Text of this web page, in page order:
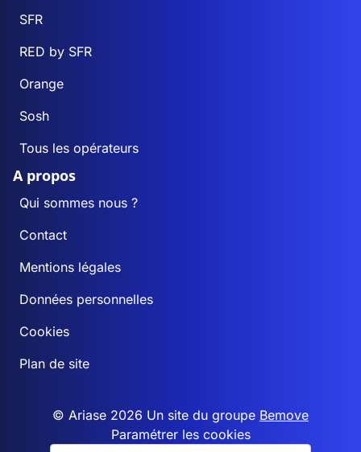
SFR
RED by SFR
Orange
Sosh
Tous les opérateurs
A propos
Qui sommes nous ?
Contact
Mentions légales
Données personnelles
Cookies
Plan de site
© Ariase 2026 Un site du groupe Bemove
Paramétrer les cookies